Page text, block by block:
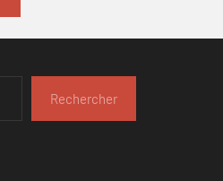
Rechercher